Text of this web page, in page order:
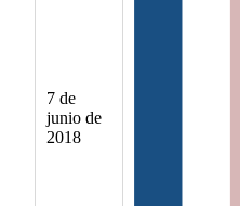
7 de
junio de
2018